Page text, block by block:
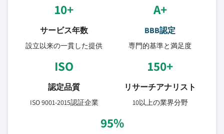
10+
サービス年数
設立以来の一貫した提供
A+
BBB認定
専門的基準と満足度
ISO
認定品質
ISO 9001-2015認証企業
150+
リサーチアナリスト
10以上の業界分野
95%